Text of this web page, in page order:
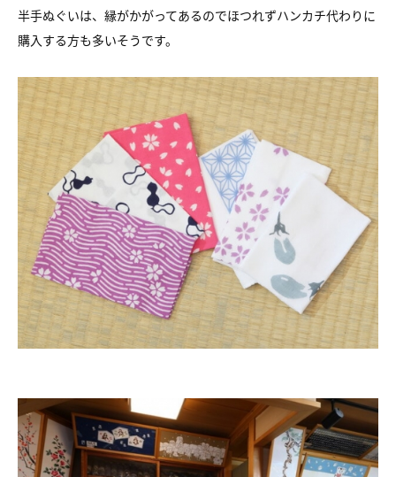
半手ぬぐいは、縁がかがってあるのでほつれずハンカチ代わりに
購入する方も多いそうです。